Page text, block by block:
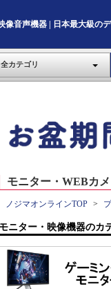
像音声機器 | 日本最大級の
全カテゴリ
モニター・WEBカ
ノジマオンラインTOP
モニター・映像機器のカ